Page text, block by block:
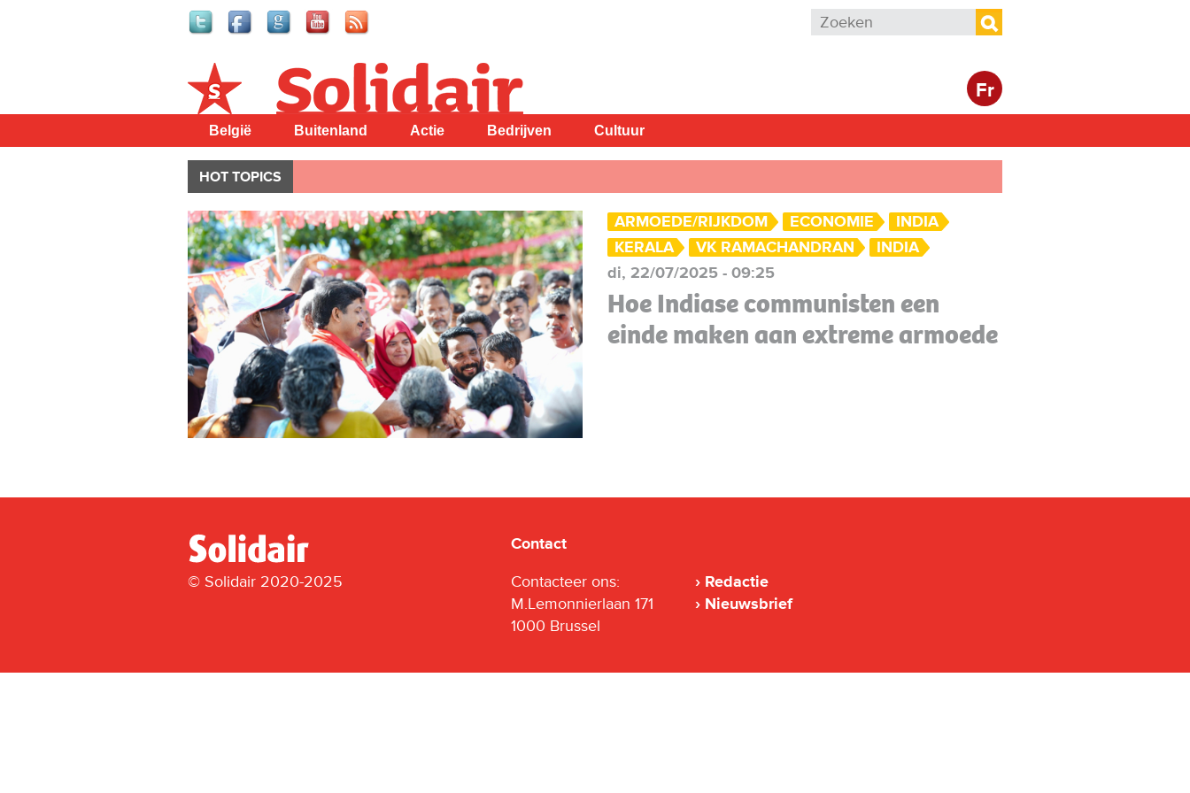
Zoekveld
Zoeken
Fr
Solidair
België Buitenland Actie Bedrijven Cultuur
HOT TOPICS
ARMOEDE/RIJKDOM ECONOMIE
INDIA
KERALA
VK RAMACHANDRAN
INDIA
di, 22/07/2025 - 09:25
Hoe Indiase communisten een
einde maken aan extreme armoede
© Solidair 2020-2025
Contact
Contacteer ons:
M.Lemonnierlaan 171
1000 Brussel
Redactie
Nieuwsbrief